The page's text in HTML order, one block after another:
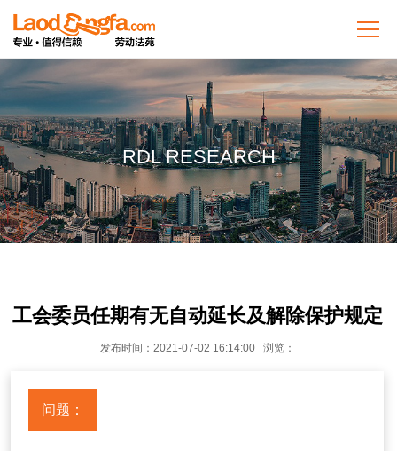
RDL RESEARCH
工会委员任期有无自动延长及解除保护规定
发布时间：2021-07-02 16:14:00 浏览：
问题：